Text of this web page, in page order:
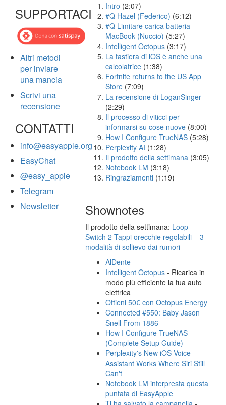
SUPPORTACI
Altri metodi
per inviare
una mancia
Scrivi una
recensione
CONTATTI
info@easyapple.org
EasyChat
@easy_apple
Telegram
Newsletter
Intro (2:07)
#Q Hazel (Federico) (6:12)
#Q Limitare carica batteria
MacBook (Nuccio) (5:27)
Intelligent Octopus (3:17)
La tastiera di iOS è anche una
calcolatrice (1:38)
Fortnite returns to the US App
Store (7:09)
La recensione di LoganSinger
(2:29)
Il processo di viticci per
informarsi su cose nuove (8:00)
How I Configure TrueNAS (5:28)
Perplexity AI (1:28)
Il prodotto della settimana (3:05)
Notebook LM (3:18)
Ringraziamenti (1:19)
Shownotes
Il prodotto della settimana: Loop
Switch 2 Tappi orecchie regolabili – 3
modalità di sollievo dai rumori
AlDente -
Intelligent Octopus - Ricarica in
modo più efficiente la tua auto
elettrica
Ottieni 50€ con Octopus Energy
Connected #550: Baby Jason
Snell From 1886
How I Configure TrueNAS
(Complete Setup Guide)
Perplexity's New iOS Voice
Assistant Works Where Siri Still
Can't
Notebook LM interpresta questa
puntata di EasyApple